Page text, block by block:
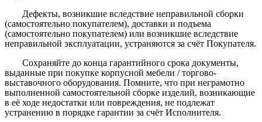
Дефекты, возникшие вследствие неправильной сборки
(самостоятельно покупателем), доставки и подъема
(самостоятельно покупателем) или возникшие вследствие
неправильной эксплуатации, устраняются за счёт Покупателя.
Сохраняйте до конца гарантийного срока документы,
выданные при покупке корпусной мебели / торгово-
выставочного оборудования. Помните, что при неграмотно
выполненной самостоятельной сборке изделий, возникающие
в её ходе недостатки или повреждения, не подлежат
устранению в порядке гарантии за счёт Исполнителя.